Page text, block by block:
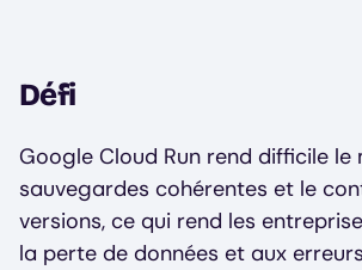
Défi
Google Cloud Run rend difficile le
sauvegardes cohérentes et le
versions, ce qui rend les
la perte de données et aux